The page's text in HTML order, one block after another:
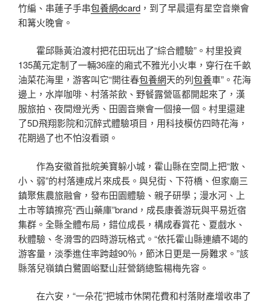
竹編、串蓮子手串包養網dcard ，到了早晨還有星空音樂會
和篝火晚會。
霍邱縣黃泊渡村把花田玩出了“綜合體驗”。村里投資
135萬元定制了一輛36座的廂式不雅光小火車，穿行在千畝
油菜花海里，游客叫它“開往春包養網天的列包養車”。花海
邊上，水岸咖啡、村落茶飲、野餐露營區都開起來了，漢
服旅拍、夜間燈光秀、田園音樂會一個接一個。村里還建
了5D飛翔影院和沉醉式體驗項目，用科技模仿四時花海，
花期過了也不怕沒看頭。
作為安徽首批皖美寶躲小城，霍山縣在空間上把“散、
小、弱”的村落連成片來成長。與兒街、下符橋、但家廟三
鎮聚焦農旅融會，發布田園體驗、親子研學；漫水河、上
土市等鎮擦亮“西山藥庫”brand，成長康養游玩與平易近宿
集群。全縣全體布局，錯位成長，構成春賞花、夏戲水、
秋體驗、冬滑雪的四時游玩格式。“依托霍山縣連續不竭的
游客量，淡季進住率跨越90％，節沐日更是一房難求。”該
縣落兒嶺鎮白鷺園峪墅山莊營銷總監楊梅先容。
在六安，“一朵花”把城市休閑花費和村落財產增收串了